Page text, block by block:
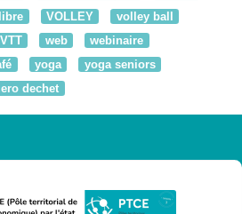
VOLLEY
volley ball
VTT web
webinaire
yoga
yoga seniors
dechet